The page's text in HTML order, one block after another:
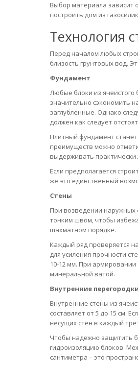
Выбор материала зависит
построить дом из
Технология
Перед началом любых
близость грунтовых вод.
Фундамент
Любые блоки из ячеистого
значительно сэкономить
заглубленные. Однако
должен как следует
Плитный фундамент
преимуществ можно
выдерживать практически
Если предполагается
же это единственный
Стены
При возведении наружных
тонким швом, чтобы
шахматном порядке.
Каждый ряд проверяется
для усиления прочности
10-12 мм. При
минеральной ватой.
Внутренние перегородки
Внутренние стены из
составляет от 5 до 15 см.
несущих стен в каждый
Чтобы надежно защитить
гидроизоляцию блоков.
сантиметра – это